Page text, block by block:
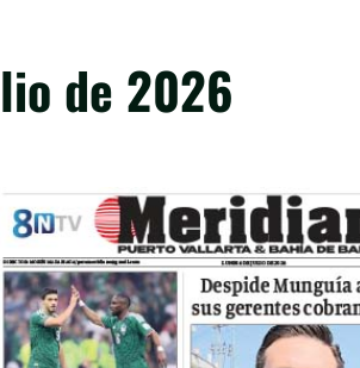
de 2026